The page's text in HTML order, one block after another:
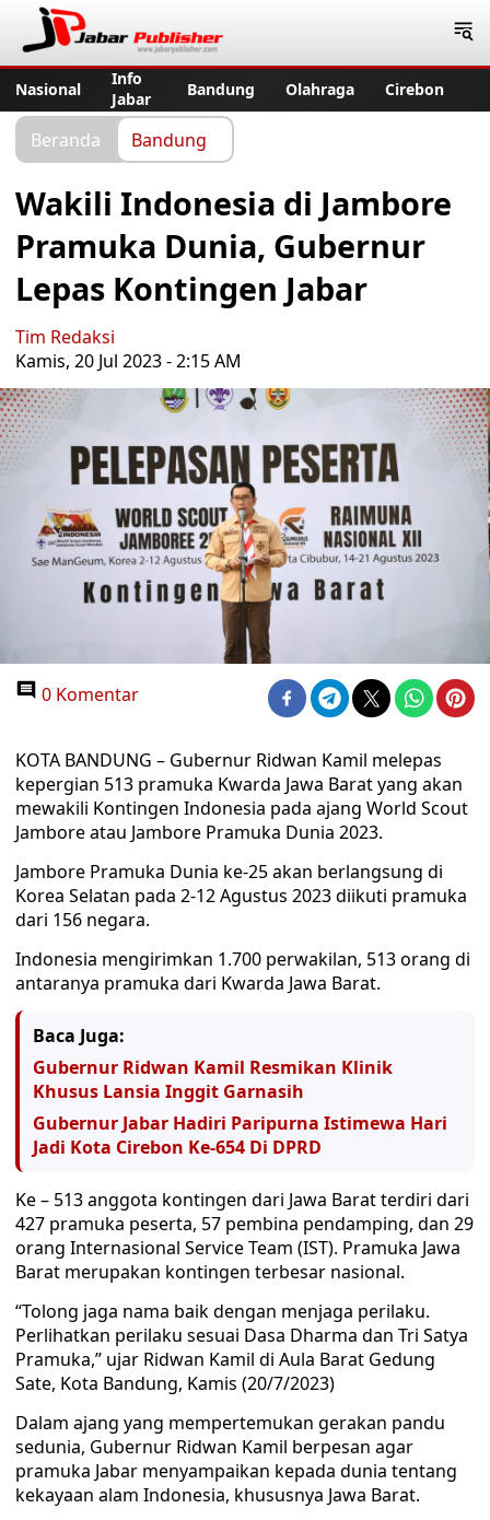
Nasional
Info
Jabar
Bandung Olahraga Cirebon
Beranda Bandung
Wakili Indonesia di Jambore
Pramuka Dunia, Gubernur
Lepas Kontingen Jabar
Tim Redaksi
Kamis, 20 Jul 2023 - 2:15 AM
0 Komentar
KOTA BANDUNG – Gubernur Ridwan Kamil melepas
kepergian 513 pramuka Kwarda Jawa Barat yang akan
mewakili Kontingen Indonesia pada ajang World Scout
Jambore atau Jambore Pramuka Dunia 2023.
Jambore Pramuka Dunia ke-25 akan berlangsung di
Korea Selatan pada 2-12 Agustus 2023 diikuti pramuka
dari 156 negara.
Indonesia mengirimkan 1.700 perwakilan, 513 orang di
antaranya pramuka dari Kwarda Jawa Barat.
Baca Juga:
Gubernur Ridwan Kamil Resmikan Klinik
Khusus Lansia Inggit Garnasih
Gubernur Jabar Hadiri Paripurna Istimewa Hari
Jadi Kota Cirebon Ke-654 Di DPRD
Ke – 513 anggota kontingen dari Jawa Barat terdiri dari
427 pramuka peserta, 57 pembina pendamping, dan 29
orang Internasional Service Team (IST). Pramuka Jawa
Barat merupakan kontingen terbesar nasional.
“Tolong jaga nama baik dengan menjaga perilaku.
Perlihatkan perilaku sesuai Dasa Dharma dan Tri Satya
Pramuka,” ujar Ridwan Kamil di Aula Barat Gedung
Sate, Kota Bandung, Kamis (20/7/2023)
Dalam ajang yang mempertemukan gerakan pandu
sedunia, Gubernur Ridwan Kamil berpesan agar
pramuka Jabar menyampaikan kepada dunia tentang
kekayaan alam Indonesia, khususnya Jawa Barat.